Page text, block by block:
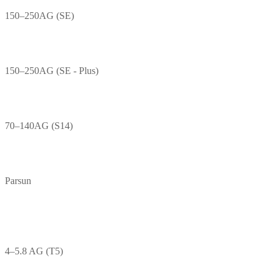
150–250AG (SE)
150–250AG (SE - Plus)
70–140AG (S14)
Parsun
4–5.8 AG (T5)